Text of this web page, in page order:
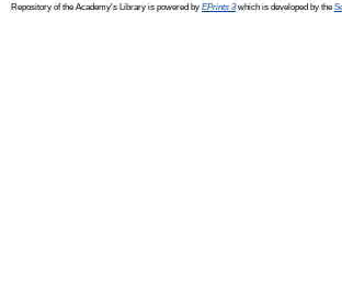
Repository of the Academy's Library is powered by EPrints 3which is developed by the